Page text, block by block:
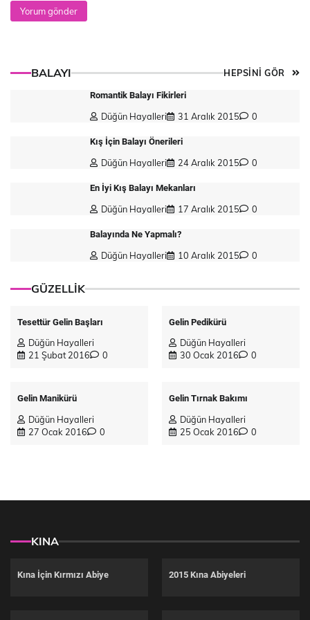
BALAYI HEPSİNİ GÖR
Romantik Balayı Fikirleri
Düğün Hayalleri 31 Aralık 2015 0
Kış İçin Balayı Önerileri
Düğün Hayalleri 24 Aralık 2015 0
En İyi Kış Balayı Mekanları
Düğün Hayalleri 17 Aralık 2015 0
Balayında Ne Yapmalı?
Düğün Hayalleri 10 Aralık 2015 0
GÜZELLİK
Tesettür Gelin Başları
Düğün Hayalleri
21 Şubat 2016
0
Gelin Pedikürü
Düğün Hayalleri
30 Ocak 2016
0
Gelin Manikürü
Düğün Hayalleri
27 Ocak 2016
0
Gelin Tırnak Bakımı
Düğün Hayalleri
25 Ocak 2016
0
KINA
Kına İçin Kırmızı Abiye 2015 Kına Abiyeleri